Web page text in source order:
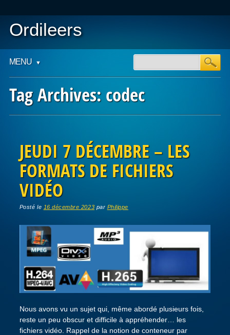
Ordileers
Main menu
content
MENU
Tag Archives:codec
Post navigation
JEUDI 7 DÉCEMBRE – LES
FORMATS DE FICHIERS
VIDÉO
Posté le 16 décembre 2023 par Philippe
Nous avons vu un sujet qui, même abordé plusieurs fois,
reste un peu obscur et difficile à appréhender… les
fichiers vidéo. Rappel de la notion de conteneur par